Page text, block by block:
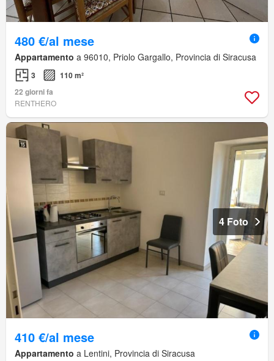
480 €/al mese
Appartamento a 96010, Priolo Gargallo, Provincia di Siracusa
3
110 m²
22 giorni fa
RENTHERO
4 Foto
410 €/al mese
Appartamento a Lentini, Provincia di Siracusa